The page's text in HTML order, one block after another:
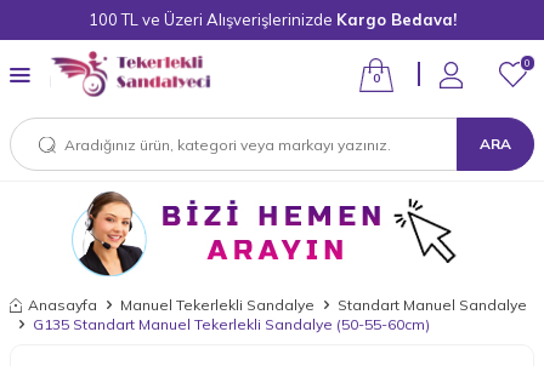
100 TL ve Üzeri Alışverişlerinizde Kargo Bedava!
ARA
0
0
Anasayfa Manuel Tekerlekli Sandalye
Standart Manuel Sandalye
G135 Standart Manuel Tekerlekli Sandalye (50-55-60cm)